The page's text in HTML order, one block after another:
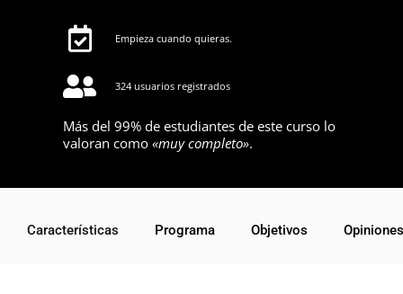
Empieza cuando quieras.
324 usuarios registrados
Más del 99% de estudiantes de este curso lo
valoran como «muy completo».
Características Programa Objetivos Opiniones